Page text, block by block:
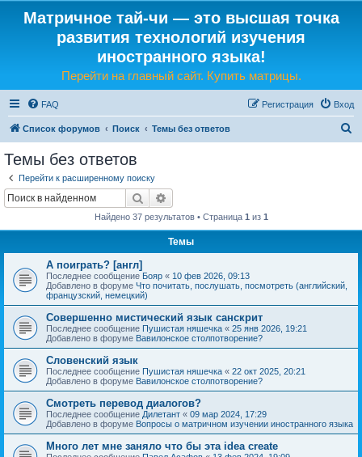
Матричное тай-чи — это высшая точка
развития технологий изучения
иностранного языка!
Перейти на главный сайт. Купить матрицы.
FAQ Вход
Регистрация
Список форумов Поиск Темы без ответов
Темы без ответов
Перейти к расширенному поиску
Поиск
Найдено 37 результатов • Страница 1 из 1
Темы
А поиграть? [англ]
Последнее сообщение Бояр « 10 фев 2026, 09:13
Добавлено в форуме Что почитать, послушать, посмотреть (английский,
французский, немецкий)
Совершенно мистический язык санскрит
Последнее сообщение Пушистая няшечка « 25 янв 2026, 19:21
Добавлено в форуме Вавилонское столпотворение?
Словенский язык
Последнее сообщение Пушистая няшечка « 22 окт 2025, 20:21
Добавлено в форуме Вавилонское столпотворение?
Смотреть перевод диалогов?
Последнее сообщение Дилетант « 09 мар 2024, 17:29
Добавлено в форуме Вопросы о матричном изучении иностранного языка
Много лет мне заняло что бы эта idea create